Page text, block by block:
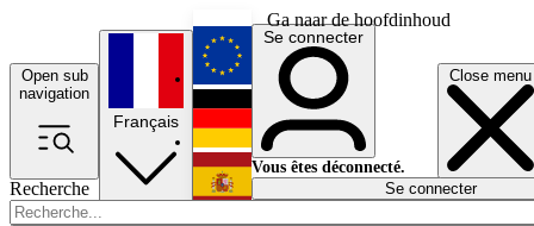
Ga naar de hoofdinhoud
Open sub
navigation
Close menu
Recherche
Français
English
Deutsch
Español
Se connecter
Vous êtes déconnecté.
Se connecter